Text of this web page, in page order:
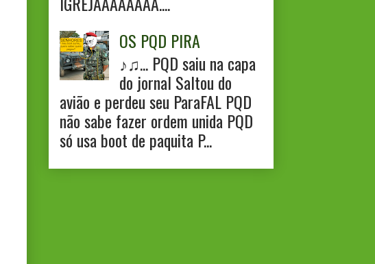
OS PQD PIRA
♪♫... PQD saiu na capa
do jornal Saltou do
avião e perdeu seu ParaFAL PQD
não sabe fazer ordem unida PQD
só usa boot de paquita P...